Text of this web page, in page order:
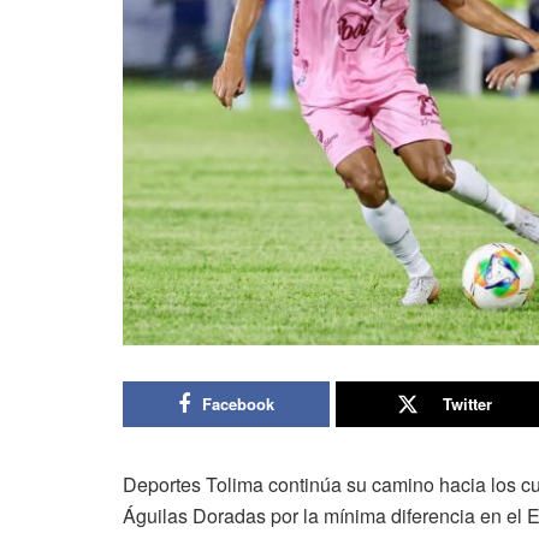
Facebook Twitter
Deportes Tolima continúa su camino hacia los
Águilas Doradas por la mínima diferencia en el